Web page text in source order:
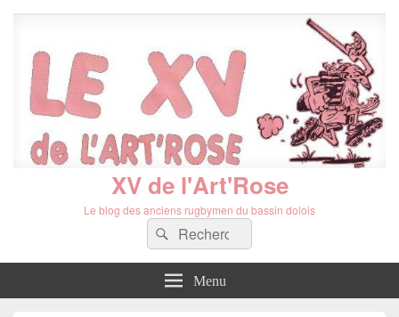
XV de l'Art'Rose
Le blog des anciens rugbymen du bassin dolois
Recherche :
Rechercher
Menu